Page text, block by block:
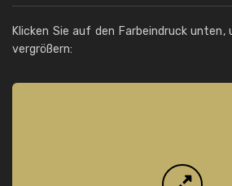
Klicken Sie auf den Farbeindruck unten,
vergrößern: